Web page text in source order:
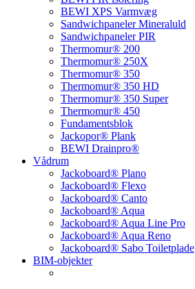
BEWI XPS Varmvæg
Sandwichpaneler Mineraluld
Sandwichpaneler PIR
Thermomur® 200
Thermomur® 250X
Thermomur® 350
Thermomur® 350 HD
Thermomur® 350 Super
Thermomur® 450
Fundamentsblok
Jackopor® Plank
BEWI Drainpro®
Vådrum
Jackoboard® Plano
Jackoboard® Flexo
Jackoboard® Canto
Jackoboard® Aqua
Jackoboard® Aqua Line Pro
Jackoboard® Aqua Reno
Jackoboard® Sabo Toiletplade
BIM-objekter